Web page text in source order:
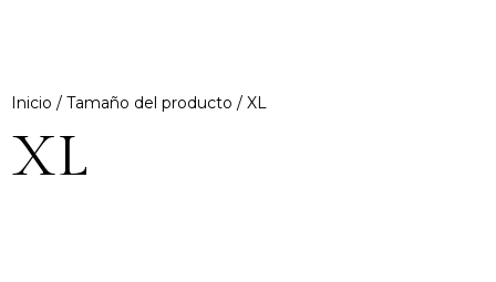
Inicio / Tamaño del producto / XL
XL